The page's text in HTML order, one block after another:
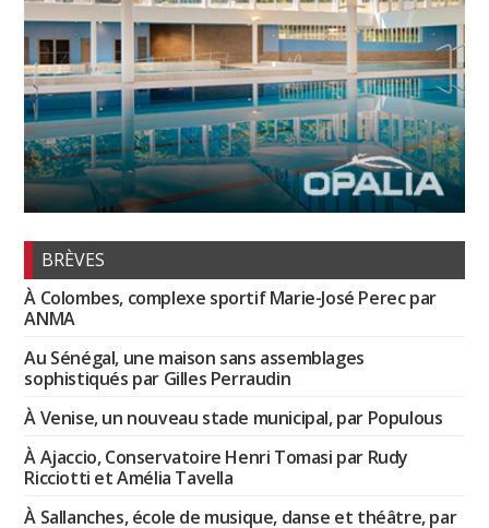
BRÈVES
À Colombes, complexe sportif Marie-José Perec par
ANMA
Au Sénégal, une maison sans assemblages
sophistiqués par Gilles Perraudin
À Venise, un nouveau stade municipal, par Populous
À Ajaccio, Conservatoire Henri Tomasi par Rudy
Ricciotti et Amélia Tavella
À Sallanches, école de musique, danse et théâtre, par